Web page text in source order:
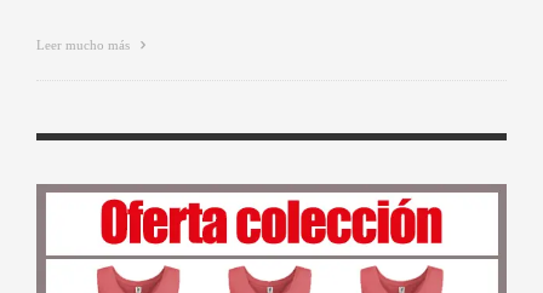
Leer mucho más